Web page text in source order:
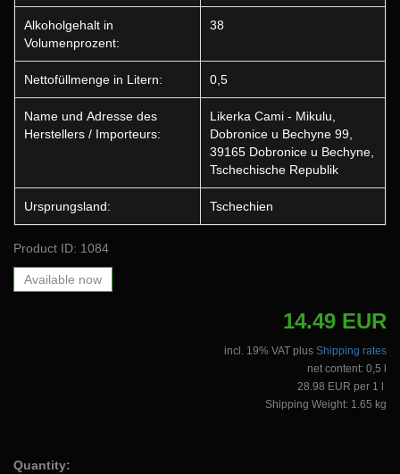
Alkoholgehalt in
Volumenprozent:
38
Nettofüllmenge in Litern: 0,5
Name und Adresse des
Herstellers / Importeurs:
Likerka Cami - Mikulu,
Dobronice u Bechyne 99,
39165 Dobronice u Bechyne,
Tschechische Republik
Ursprungsland: Tschechien
Product ID: 1084
Available now
14.49 EUR
incl. 19% VAT plus Shipping rates
net content: 0,5 l
28.98 EUR per 1 l
Shipping Weight: 1.65 kg
Quantity: